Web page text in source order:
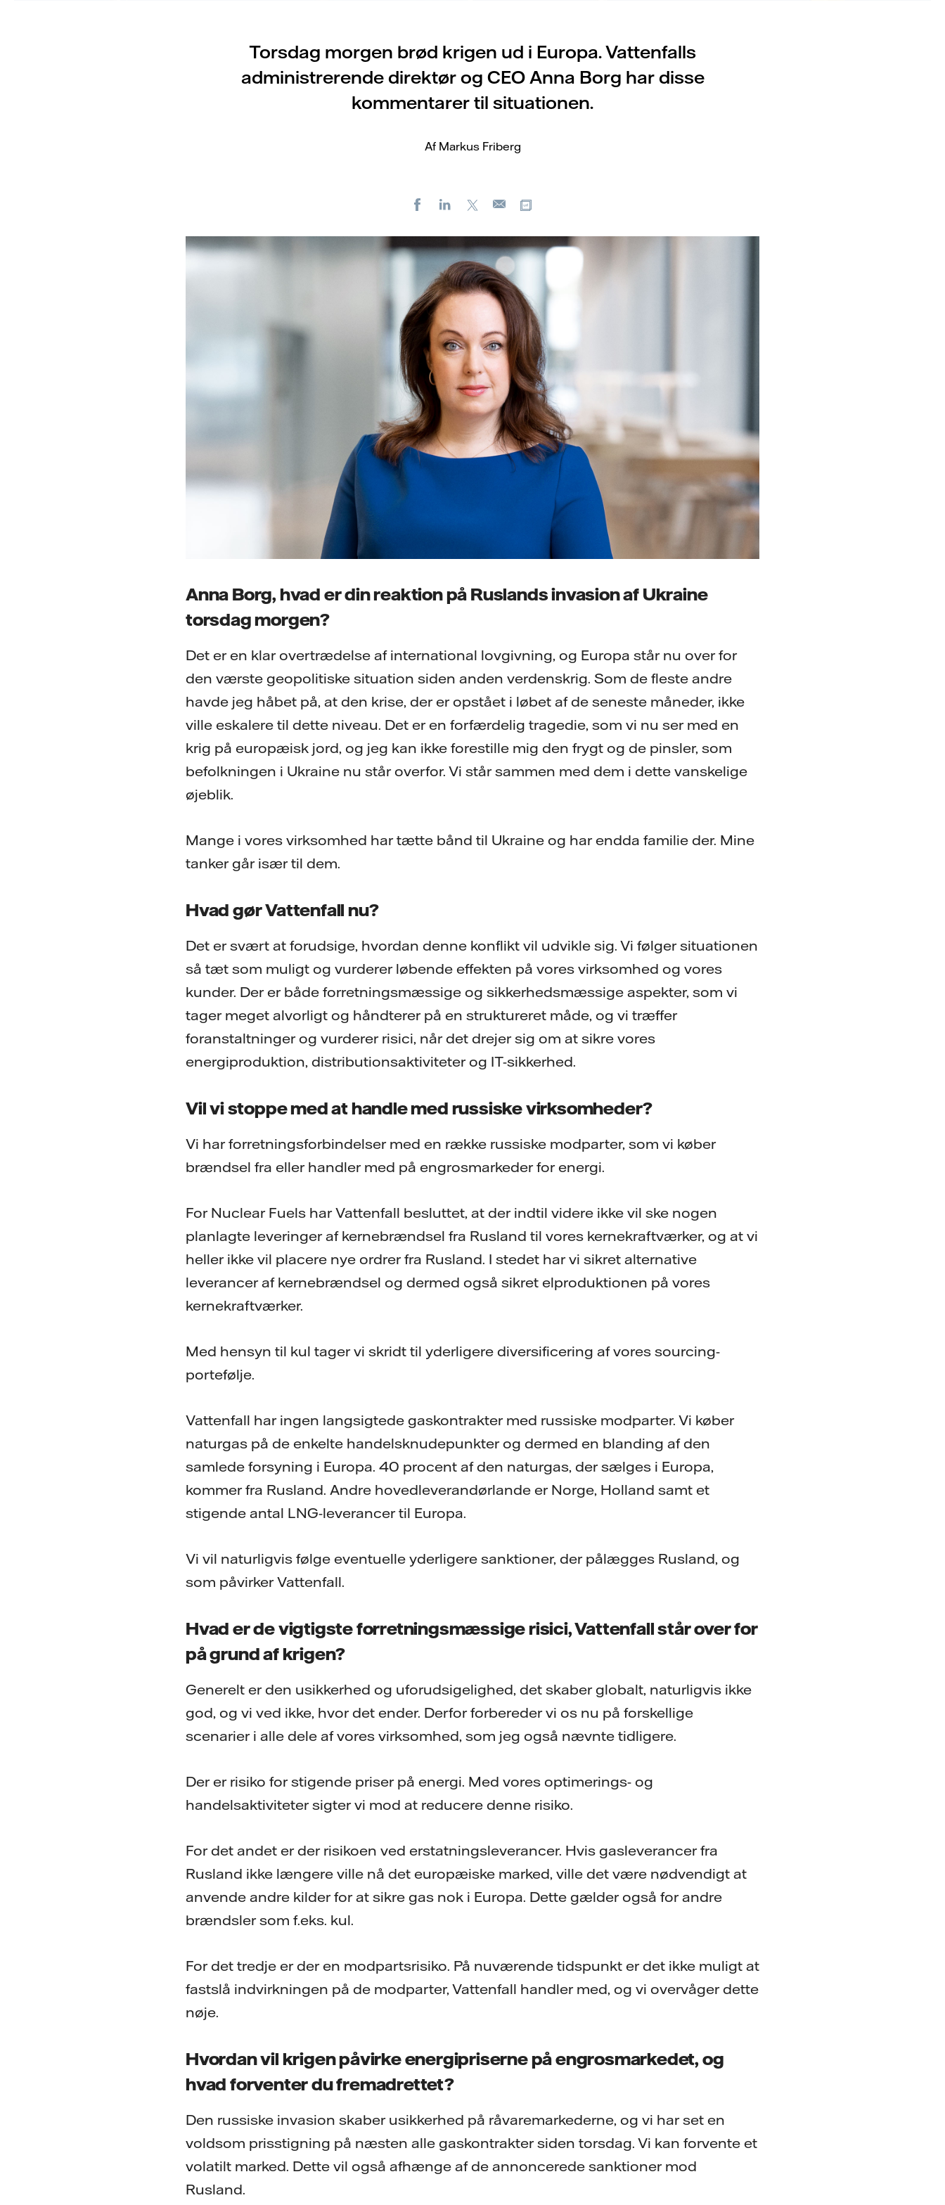
Torsdag morgen brød krigen ud i Europa. Vattenfalls
administrerende direktør og CEO Anna Borg har disse
kommentarer til situationen.
Af Markus Friberg
FacebookLinkedIn
X
E-
Anna Borg, hvad er din reaktion på Ruslands invasion af Ukraine
torsdag morgen?
Det er en klar overtrædelse af international lovgivning, og Europa står nu over for
den værste geopolitiske situation siden anden verdenskrig. Som de fleste andre
havde jeg håbet på, at den krise, der er opstået i løbet af de seneste måneder, ikke
ville eskalere til dette niveau. Det er en forfærdelig tragedie, som vi nu ser med en
krig på europæisk jord, og jeg kan ikke forestille mig den frygt og de pinsler, som
befolkningen i Ukraine nu står overfor. Vi står sammen med dem i dette vanskelige
øjeblik.
Mange i vores virksomhed har tætte bånd til Ukraine og har endda familie der. Mine
tanker går især til dem.
Hvad gør Vattenfall nu?
Det er svært at forudsige, hvordan denne konflikt vil udvikle sig. Vi følger situationen
så tæt som muligt og vurderer løbende effekten på vores virksomhed og vores
kunder. Der er både forretningsmæssige og sikkerhedsmæssige aspekter, som vi
tager meget alvorligt og håndterer på en struktureret måde, og vi træffer
foranstaltninger og vurderer risici, når det drejer sig om at sikre vores
energiproduktion, distributionsaktiviteter og IT-sikkerhed.
Vil vi stoppe med at handle med russiske virksomheder?
Vi har forretningsforbindelser med en række russiske modparter, som vi køber
brændsel fra eller handler med på engrosmarkeder for energi.
For Nuclear Fuels har Vattenfall besluttet, at der indtil videre ikke vil ske nogen
planlagte leveringer af kernebrændsel fra Rusland til vores kernekraftværker, og at vi
heller ikke vil placere nye ordrer fra Rusland. I stedet har vi sikret alternative
leverancer af kernebrændsel og dermed også sikret elproduktionen på vores
kernekraftværker.
Med hensyn til kul tager vi skridt til yderligere diversificering af vores sourcing-
portefølje.
Vattenfall har ingen langsigtede gaskontrakter med russiske modparter. Vi køber
naturgas på de enkelte handelsknudepunkter og dermed en blanding af den
samlede forsyning i Europa. 40 procent af den naturgas, der sælges i Europa,
kommer fra Rusland. Andre hovedleverandørlande er Norge, Holland samt et
stigende antal LNG-leverancer til Europa.
Vi vil naturligvis følge eventuelle yderligere sanktioner, der pålægges Rusland, og
som påvirker Vattenfall.
Hvad er de vigtigste forretningsmæssige risici, Vattenfall står over for
på grund af krigen?
Generelt er den usikkerhed og uforudsigelighed, det skaber globalt, naturligvis ikke
god, og vi ved ikke, hvor det ender. Derfor forbereder vi os nu på forskellige
scenarier i alle dele af vores virksomhed, som jeg også nævnte tidligere.
Der er risiko for stigende priser på energi. Med vores optimerings- og
handelsaktiviteter sigter vi mod at reducere denne risiko.
For det andet er der risikoen ved erstatningsleverancer. Hvis gasleverancer fra
Rusland ikke længere ville nå det europæiske marked, ville det være nødvendigt at
anvende andre kilder for at sikre gas nok i Europa. Dette gælder også for andre
brændsler som f.eks. kul.
For det tredje er der en modpartsrisiko. På nuværende tidspunkt er det ikke muligt at
fastslå indvirkningen på de modparter, Vattenfall handler med, og vi overvåger dette
nøje.
Hvordan vil krigen påvirke energipriserne på engrosmarkedet, og
hvad forventer du fremadrettet?
Den russiske invasion skaber usikkerhed på råvaremarkederne, og vi har set en
voldsom prisstigning på næsten alle gaskontrakter siden torsdag. Vi kan forvente et
volatilt marked. Dette vil også afhænge af de annoncerede sanktioner mod
Rusland.